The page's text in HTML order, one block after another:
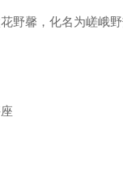
野馨，化名为嵯峨